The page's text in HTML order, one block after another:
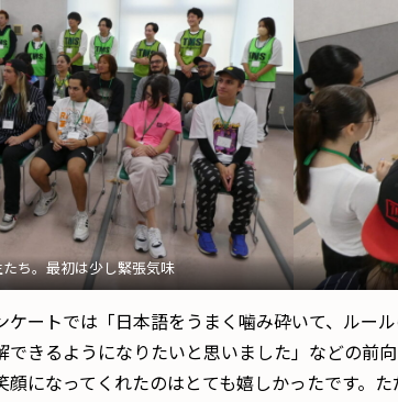
ち。最初は少し緊張気味
ートでは「日本語をうまく噛み砕いて、ルー
できるようになりたいと思いました」などの前
顔になってくれたのはとても嬉しかったです。